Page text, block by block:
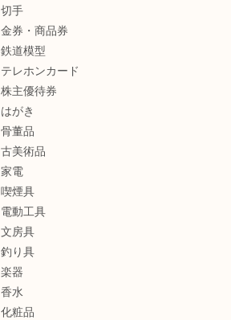
切手
金券・商品券
鉄道模型
テレホンカード
株主優待券
はがき
骨董品
古美術品
家電
喫煙具
電動工具
文房具
釣り具
楽器
香水
化粧品